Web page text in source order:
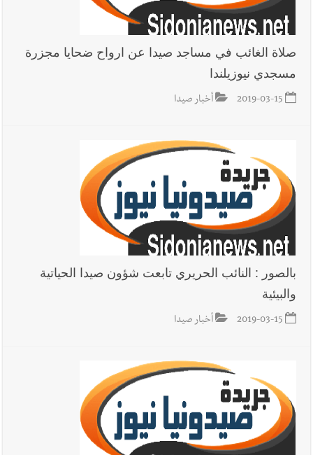
صلاة الغائب في مساجد صيدا عن ارواح ضحايا مجزرة
مسجدي نيوزيلندا
2019-03-15 أخبار صيدا
بالصور : النائب الحريري تابعت شؤون صيدا الحياتية
والبيئية
2019-03-15 أخبار صيدا